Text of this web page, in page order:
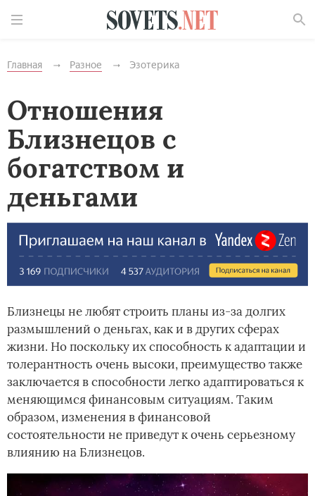
Главная Разное Эзотерика
Отношения
Близнецов с
богатством и
деньгами
Близнецы не любят строить планы из-за долгих
размышлений о деньгах, как и в других сферах
жизни. Но поскольку их способность к адаптации и
толерантность очень высоки, преимущество также
заключается в способности легко адаптироваться к
меняющимся финансовым ситуациям. Таким
образом, изменения в финансовой
состоятельности не приведут к очень серьезному
влиянию на Близнецов.